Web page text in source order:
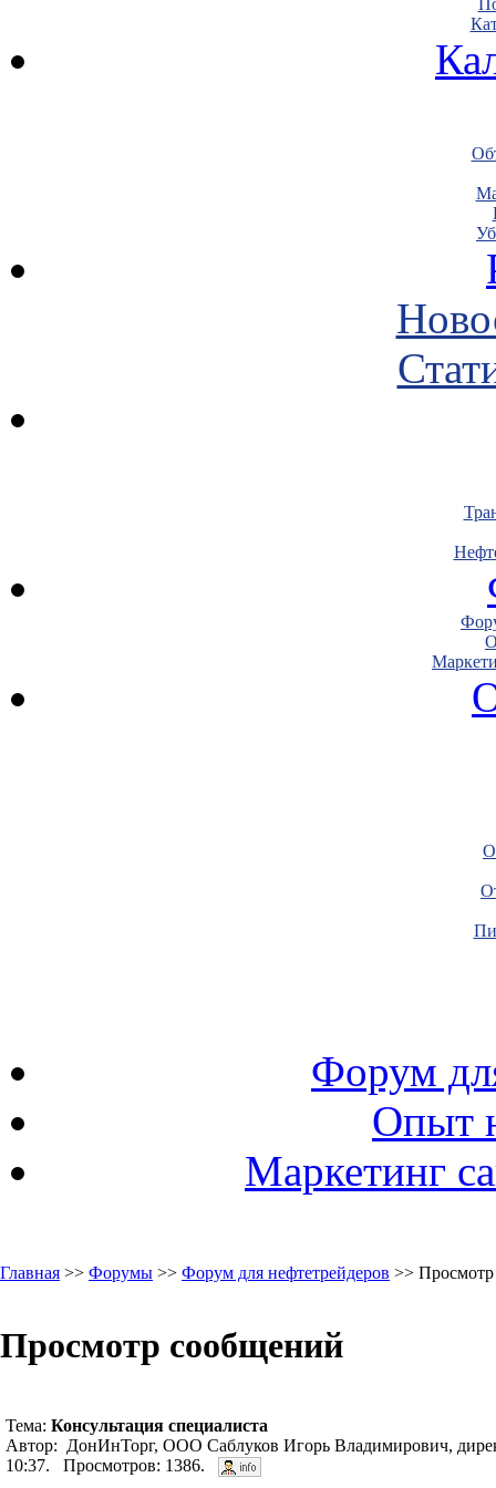
Форум
Опыт
Маркетинг
Главная >> Форумы >> Форум для нефтетрейдеров >>
Просмотр сообщений
Тема: Консультация специалиста
Автор: ДонИнТорг, ООО Саблуков Игорь Владимирович,
10:37. Просмотров: 1386.